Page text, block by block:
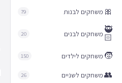
🎀 משחקים לבנות 79
🥷
🏻 משחקים לבנים 20
🧒 משחקים לילדים 150
👥משחקים לשניים 26